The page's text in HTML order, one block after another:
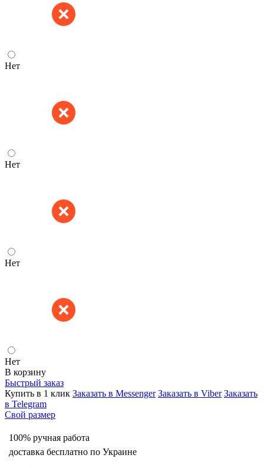
Нет
Нет
Нет
Нет
В корзину
Быстрый заказ
Купить в 1 клик Заказать в Messenger Заказать в Viber Заказать
в Telegram
Свой размер
100% ручная работа
доставка бесплатно по Украине